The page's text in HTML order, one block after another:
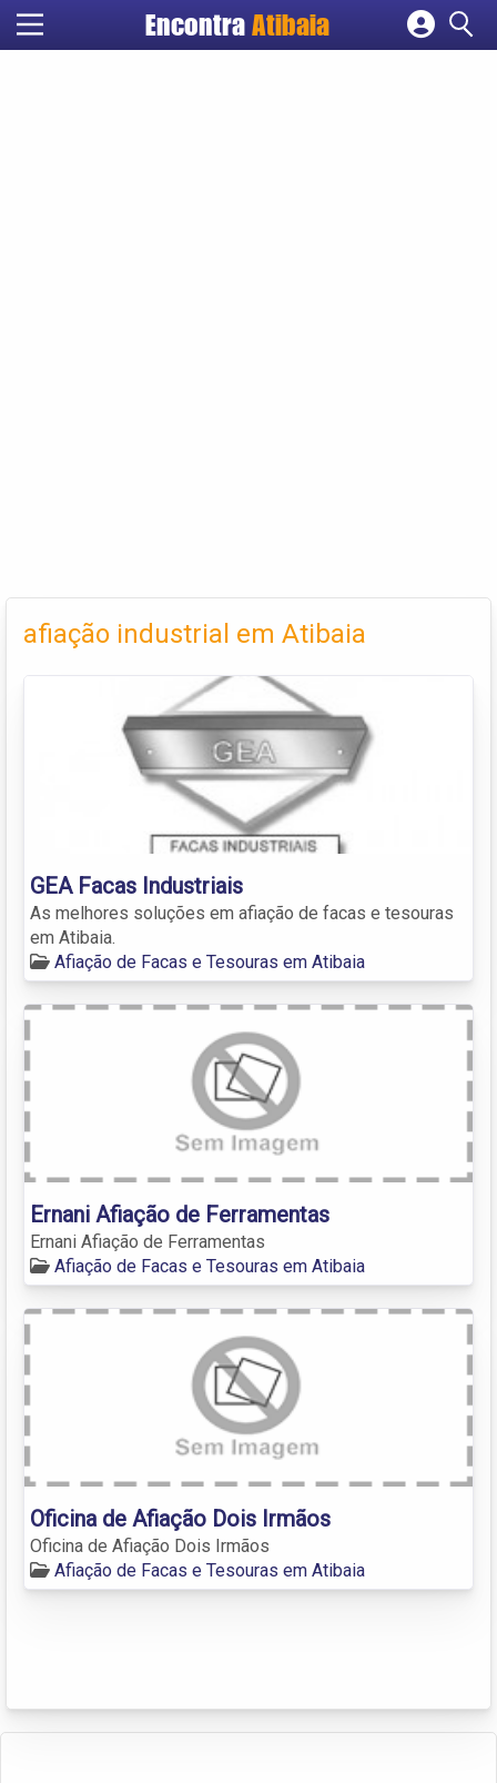
Encontra Atibaia
afiação industrial em Atibaia
GEA Facas Industriais
As melhores soluções em afiação de facas e tesouras
em Atibaia.
Afiação de Facas e Tesouras em Atibaia
Ernani Afiação de Ferramentas
Ernani Afiação de Ferramentas
Afiação de Facas e Tesouras em Atibaia
Oficina de Afiação Dois Irmãos
Oficina de Afiação Dois Irmãos
Afiação de Facas e Tesouras em Atibaia